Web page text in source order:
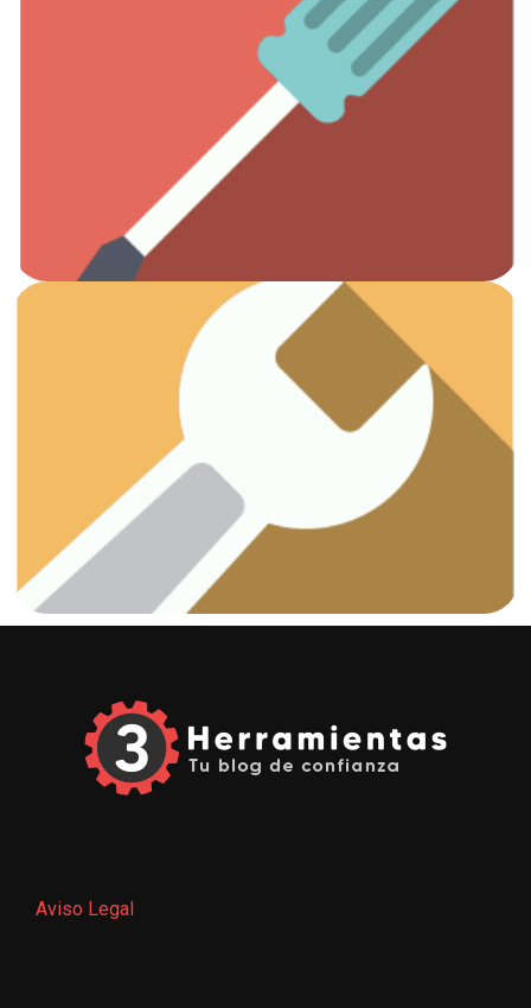
Otros
Todas las herramientas que necesitas.
Ver artículos
Fontanería
¡Vamos a arreglar esas fugas!
Ver artículos
Aviso Legal